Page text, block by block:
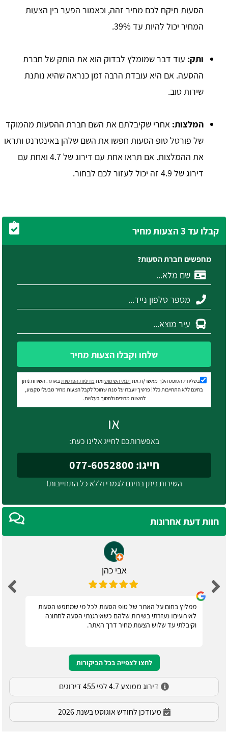
הסעות תיקח לכם מחיר זהה, וכאמור הפער בין הצעות
המחיר יכול להיות עד 39%.
ותק: עוד דבר שמומלץ לבדוק הוא את הותק של חברת
ההסעה. אם היא עובדת הרבה זמן כנראה שהיא נותנת
שירות טוב.
המלצות: אחרי שקיבלתם את השם חברת ההסעות מהמוקד
של פורטל טופ הסעות חפשו את השם שלהן באינטרנט ותראו
את ההמלצות. אם תראו אחת עם דירוג של 4.7 ואחת עם
דירוג של 4.9 זה יכול לעזור לכם לבחור.
קבלו עד 3 הצעות מחיר
מחפשים חברת הסעות?
שלחו וקבלו הצעות מחיר
בשליחת הטופס הינך מאשר/ת את תנאי השימושואת מדיניות הפרטיותבאתר. השירות ניתן
בחינם ללא התחייבות כלל! פרטיך יועברו על מנת שתוכל לקבל הצעות מחיר מבעלי מקצוע,
להשוות מחירים ולחסוך בעלויות.
או
באפשרותכם לחייג אלינו כעת:
חייגו: 077-6052800
השירות ניתן בחינם לגמרי וללא כל התחייבות!
חוות דעת אחרונות
אבי כהן
ממליץ בחום על האתר של טופ הסעות לכל מי שמחפש הסעות
לאירועים! נעזרתי בשירות שלהם כשאירגנתי הסעה לחתונה
וקיבלתי עד שלוש הצעות מחיר דרך האתר.
לחצו לצפייה בכל הביקורות
דירוג ממוצע 4.7 לפי 455 דירוגים
מעודכן לחודש אוגוסט בשנת 2026